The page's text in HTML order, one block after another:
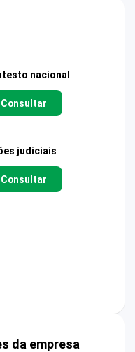
nacional
Consultar
judiciais
Consultar
da empresa